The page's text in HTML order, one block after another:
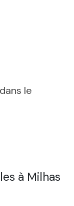
le
à Milhas